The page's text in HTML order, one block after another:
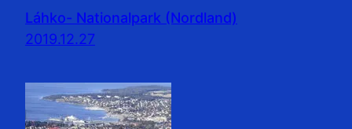
Láhko- Nationalpark (Nordland)
2019.12.27